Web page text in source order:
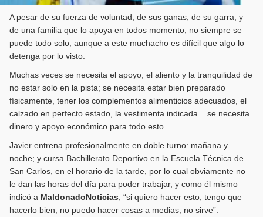
A pesar de su fuerza de voluntad, de sus ganas, de su garra, y
de una familia que lo apoya en todos momento, no siempre se
puede todo solo, aunque a este muchacho es difícil que algo lo
detenga por lo visto.
Muchas veces se necesita el apoyo, el aliento y la tranquilidad de
no estar solo en la pista; se necesita estar bien preparado
físicamente, tener los complementos alimenticios adecuados, el
calzado en perfecto estado, la vestimenta indicada... se necesita
dinero y apoyo económico para todo esto.
Javier entrena profesionalmente en doble turno: mañana y
noche; y cursa Bachillerato Deportivo en la Escuela Técnica de
San Carlos, en el horario de la tarde, por lo cual obviamente no
le dan las horas del día para poder trabajar, y como él mismo
indicó a MaldonadoNoticias , “si quiero hacer esto, tengo que
hacerlo bien, no puedo hacer cosas a medias, no sirve”.